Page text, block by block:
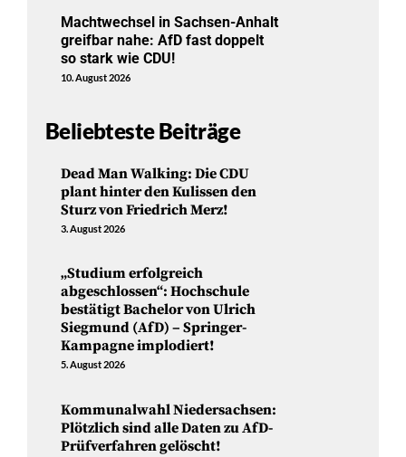
Machtwechsel in Sachsen-Anhalt
greifbar nahe: AfD fast doppelt
so stark wie CDU!
10. August 2026
Beliebteste Beiträge
Dead Man Walking: Die CDU
plant hinter den Kulissen den
Sturz von Friedrich Merz!
3. August 2026
„Studium erfolgreich
abgeschlossen“: Hochschule
bestätigt Bachelor von Ulrich
Siegmund (AfD) – Springer-
Kampagne implodiert!
5. August 2026
Kommunalwahl Niedersachsen:
Plötzlich sind alle Daten zu AfD-
Prüfverfahren gelöscht!